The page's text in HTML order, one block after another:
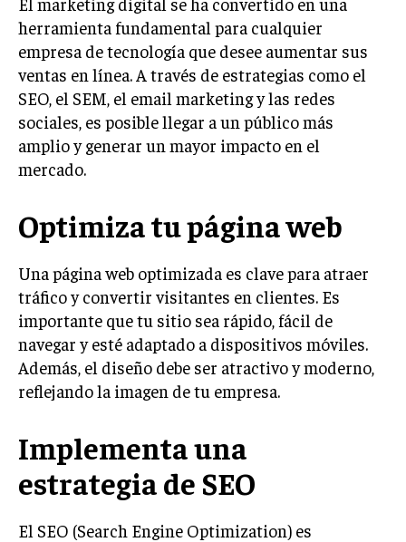
herramienta fundamental para cualquier
empresa de tecnología que desee aumentar sus
ventas en línea. A través de estrategias como el
SEO, el SEM, el email marketing y las redes
sociales, es posible llegar a un público más
amplio y generar un mayor impacto en el
mercado.
Optimiza tu página web
Una página web optimizada es clave para atraer
tráfico y convertir visitantes en clientes. Es
importante que tu sitio sea rápido, fácil de
navegar y esté adaptado a dispositivos móviles.
Además, el diseño debe ser atractivo y moderno,
reflejando la imagen de tu empresa.
Implementa una
estrategia de SEO
El SEO (Search Engine Optimization) es